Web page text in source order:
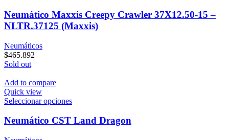
la
página
de
Neumático Maxxis Creepy Crawler 37X12.50-15 –
NLTR.37125 (Maxxis)
Neumáticos
$465.892
Sold out
Add to compare
Quick view
Seleccionar opcionesEste
tiene
Neumático CST Land Dragon